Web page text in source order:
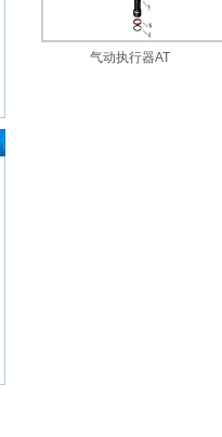
气动执行器AT